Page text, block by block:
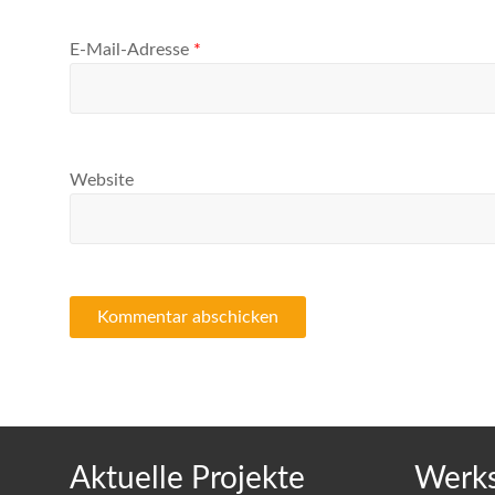
E-Mail-Adresse *
Website
Aktuelle Projekte